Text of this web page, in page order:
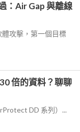
：Air Gap 與離線
攻擊，第一個目標
倍的資料？聊聊
DD 系列）...